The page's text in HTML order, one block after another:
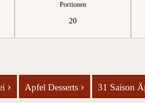
Portionen
20
› Apfel Desserts › 31 Saison